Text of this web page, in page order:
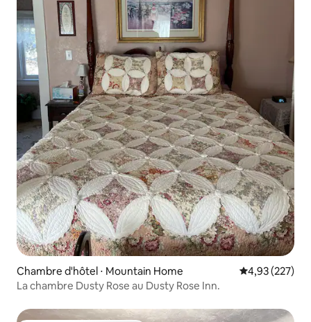
Chambre d'hôtel ⋅ Mountain Home Évaluation
4,93 (227)
La chambre Dusty Rose au Dusty Rose Inn.